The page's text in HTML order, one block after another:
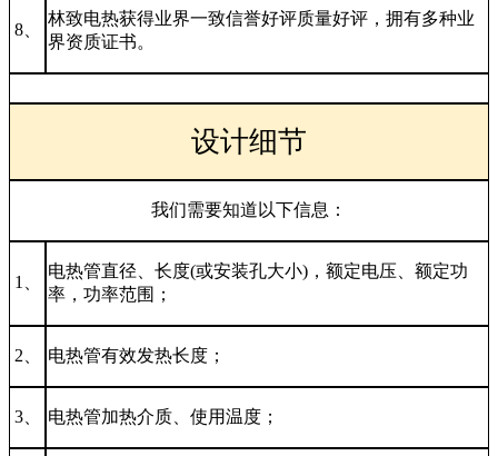
8、
林致电热获得业界一致信誉好评质量好评，拥有多种业
界资质证书。
设计细节
我们需要知道以下信息：
1、
电热管直径、长度(或安装孔大小)，额定电压、额定功
率，功率范围；
2、 电热管有效发热长度；
3、 电热管加热介质、使用温度；